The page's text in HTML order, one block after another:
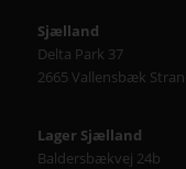
Sjælland
Delta Park 37
2665 Vallensbæk
Lager Sjælland
Baldersbækvej 24b